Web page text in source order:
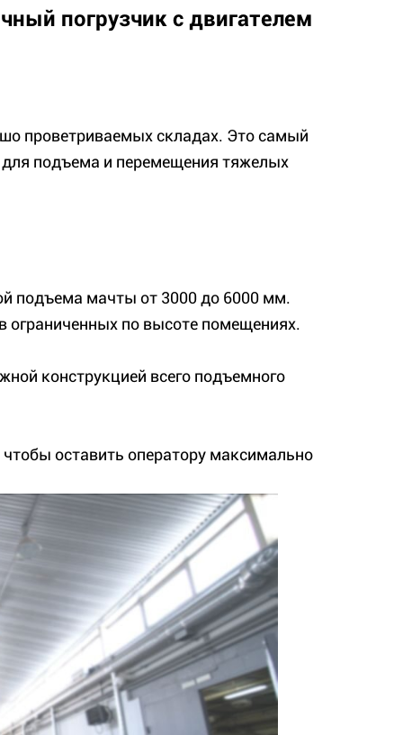
погрузчик с двигателем
проветриваемых складах. Это самый
для подъема и перемещения тяжелых
подъема мачты от 3000 до 6000 мм.
по высоте помещениях.
конструкцией всего подъемного
оставить оператору максимально